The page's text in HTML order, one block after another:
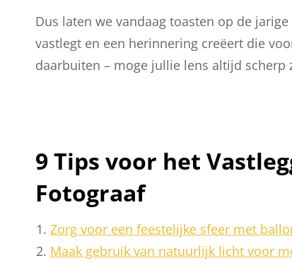
Dus laten we vandaag toasten op de
vastlegt en een herinnering creëert die
daarbuiten – moge jullie lens altijd
9 Tips voor het
Fotograaf
Zorg voor een feestelijke sfeer met
Maak gebruik van natuurlijk licht voor